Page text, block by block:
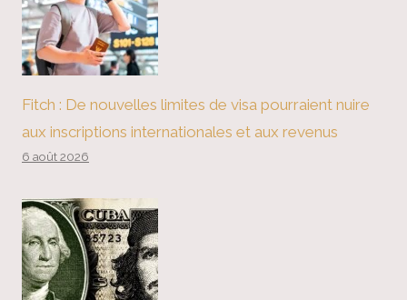
Fitch : De nouvelles limites de visa pourraient nuire
aux inscriptions internationales et aux revenus
6 août 2026